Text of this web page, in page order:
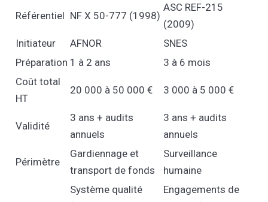
Référentiel NF X 50-777 (1998)
ASC REF-215
(2009)
Initiateur
AFNOR
SNES
Préparation 1 à 2 ans
3 à 6 mois
Coût total
HT
20 000 à 50 000 € 3 000 à 5 000 €
Validité
3 ans + audits
annuels
3 ans + audits
annuels
Périmètre
Gardiennage et
transport de fonds
Surveillance
humaine
Système qualité
Engagements de